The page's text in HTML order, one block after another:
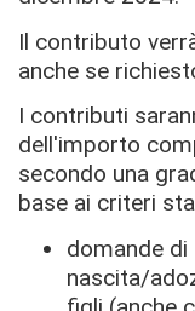
Il contributo
anche se
I contributi
dell'importo
secondo una
base ai criteri
domande
nascita/